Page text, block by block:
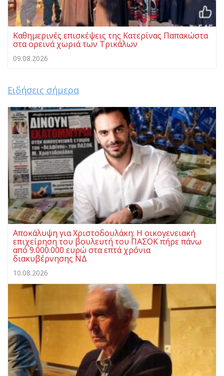
Καθημερινές επισκέψεις της Κατερίνας Παπακώστα
στα ορεινά χωριά των Τρικάλων
09.08.2026
Ειδήσεις σήμερα
Αποκάλυψη για Χριστοδουλάκη: Η οικογενειακή
επιχείρηση του βουλευτή του ΠΑΣΟΚ πήρε πάνω
από 9.000.000 ευρώ στα επτά χρόνια
διακυβέρνησης ΝΔ
10.08.2026